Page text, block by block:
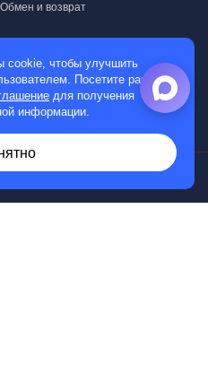
Обмен и возврат
чтобы улучшить
Посетите раздел
для получения
информации.